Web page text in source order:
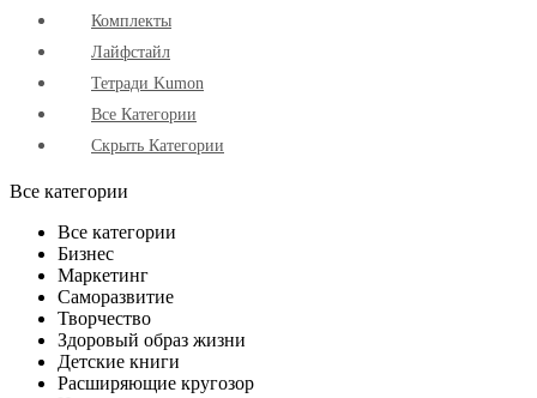
Комплекты
Лайфстайл
Тетради Kumon
Все Категории
Скрыть Категории
Все категории
Все категории
Бизнес
Маркетинг
Саморазвитие
Творчество
Здоровый образ жизни
Детские книги
Расширяющие кругозор